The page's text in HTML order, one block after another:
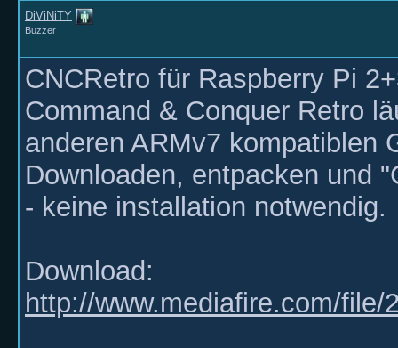
DiViNiTY
Buzzer
CNCRetro für Raspberry Pi
Command & Conquer Retro
anderen ARMv7 kompatiblen
Downloaden, entpacken und
- keine installation notwendig.
Download:
http://www.mediafire.com/